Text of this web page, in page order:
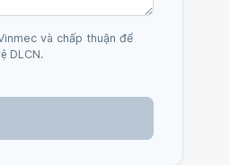
và chấp thuận để
DLCN.